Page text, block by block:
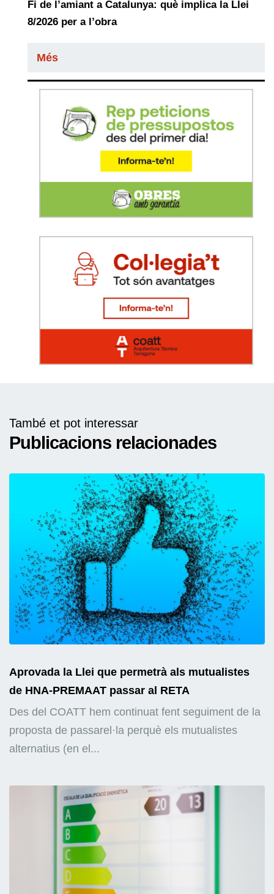
Fi de l’amiant a Catalunya: què implica la Llei
8/2026 per a l’obra
Més
També et pot interessar
Publicacions relacionades
Aprovada la Llei que permetrà als mutualistes
de HNA-PREMAAT passar al RETA
Des del COATT hem continuat fent seguiment de la
proposta de passarel·la perquè els mutualistes
alternatius (en el...